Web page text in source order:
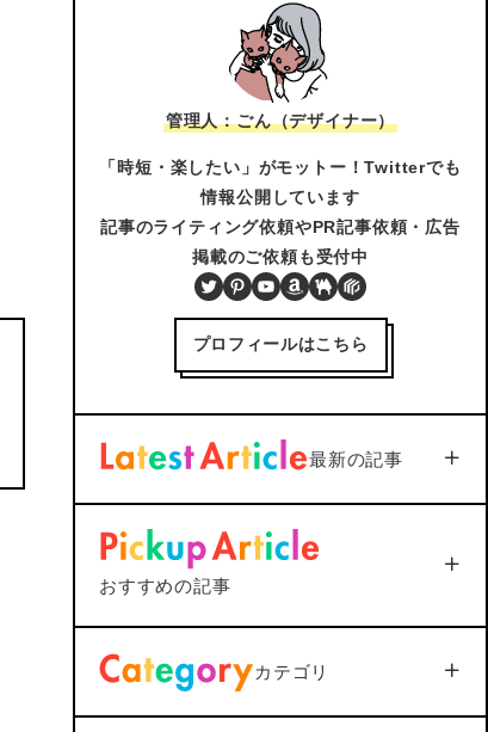
管理人：ごん（デザイナー）
「時短・楽したい」がモットー！Twitterでも
情報公開しています
記事のライティング依頼やPR記事依頼・広告
掲載のご依頼も受付中
Twitter
Pinterest
YouTube
Amazon
BOOTH
PIXTA
プロフィールはこちら
最新の記事
【iOS18対応】iPhone通話
録音を標準機能で活用｜設
定から保存まで1つで解説
＜Outlook＞Thunderbird
ファイルが.datになってしま
2025年12月25日
おすすめの記事
PC/Gadget
カテゴリ